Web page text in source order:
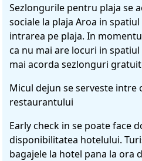
Sezlongurile pentru plaja se
sociale la plaja Aroa in
intrarea pe plaja. In
ca nu mai are locuri in
mai acorda sezlonguri
Micul dejun se serveste intre
restaurantului
Early check in se poate face
disponibilitatea hotelului.
bagajele la hotel pana la ora